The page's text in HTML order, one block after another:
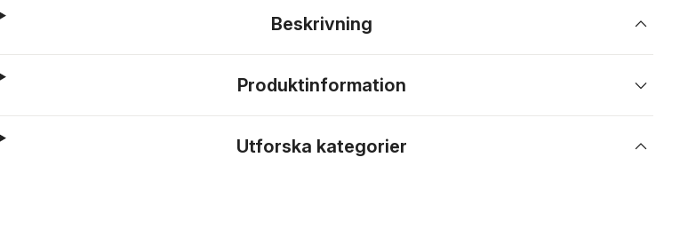
Beskrivning
Produktinformation
Utforska kategorier